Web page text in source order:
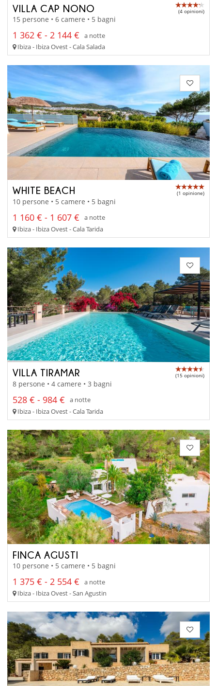
VILLA CAP NONO (4 opinioni)
15 persone • 6 camere • 5 bagni
1 362 € - 2 144 €
a notte
Ibiza - Ibiza Ovest - Cala Salada
WHITE BEACH (1 opinione)
10 persone • 5 camere • 5 bagni
1 160 € - 1 607 €
a notte
Ibiza - Ibiza Ovest - Cala Tarida
VILLA TIRAMAR (15 opinioni)
8 persone • 4 camere • 3 bagni
528 € - 984 €
a notte
Ibiza - Ibiza Ovest - Cala Tarida
FINCA AGUSTI
10 persone • 5 camere • 5 bagni
1 375 € - 2 554 €
a notte
Ibiza - Ibiza Ovest - San Agustin